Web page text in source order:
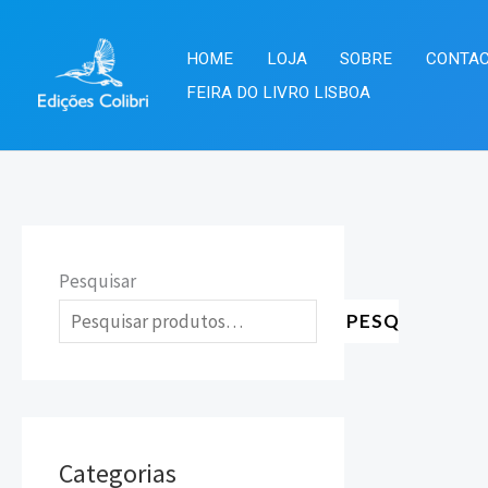
content
HOME LOJA SOBRE
FEIRA DO LIVRO LISBOA
Pesquisar
PESQUISAR
Categorias